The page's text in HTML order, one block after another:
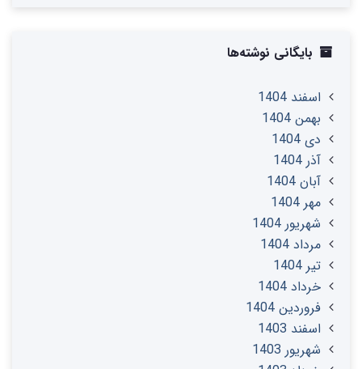
بایگانی نوشته‌ها
اسفند 1404
بهمن 1404
دی 1404
آذر 1404
آبان 1404
مهر 1404
شهریور 1404
مرداد 1404
تير 1404
خرداد 1404
فروردین 1404
اسفند 1403
شهریور 1403